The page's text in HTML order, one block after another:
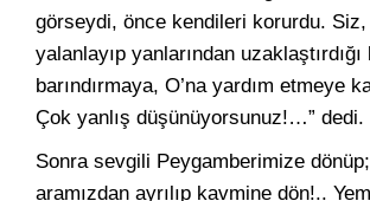
görseydi, önce kendileri korurdu.
yalanlayıp yanlarından
barındırmaya, O’na yardım etmeye
Çok yanlış düşünüyorsunuz!…” dedi.
Sonra sevgili Peygamberimize
aramızdan ayrılıp kavmine dön!..